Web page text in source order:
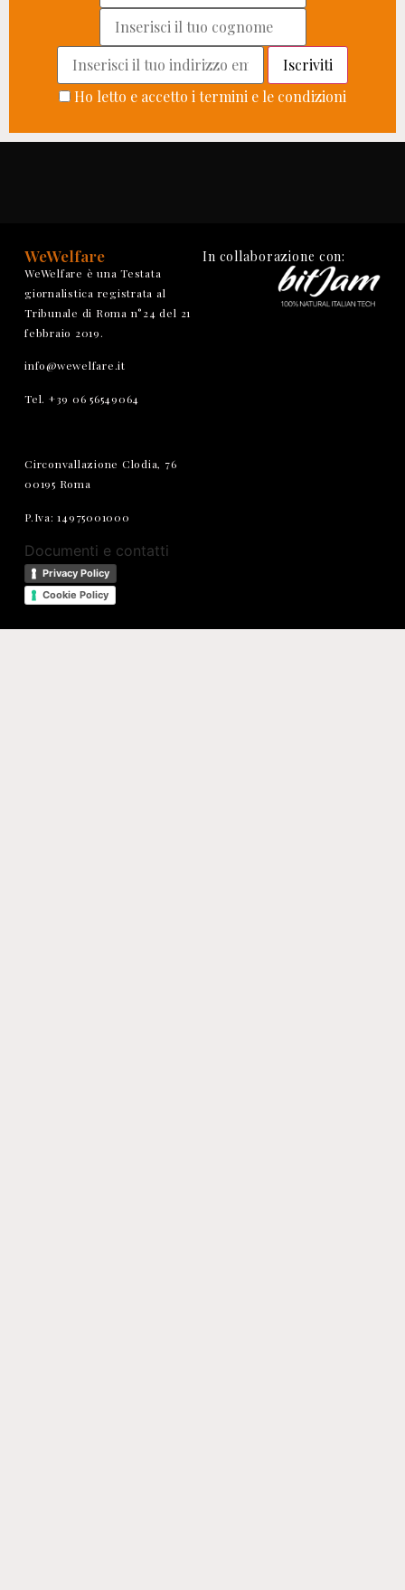
Ho letto e accetto i termini e le condizioni
WeWelfare
WeWelfare è una Testata
giornalistica registrata al
Tribunale di Roma n°24 del 21
febbraio 2019.
info@wewelfare.it
Tel. +39 06 56549064
Circonvallazione Clodia, 76
00195 Roma
P.Iva: 14975001000
Documenti e contatti
Privacy Policy
Cookie Policy
In collaborazione con: